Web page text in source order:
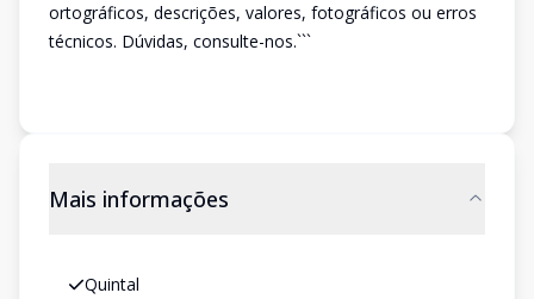
ortográficos, descrições, valores, fotográficos ou erros
técnicos. Dúvidas, consulte-nos.```
Mais informações
Quintal